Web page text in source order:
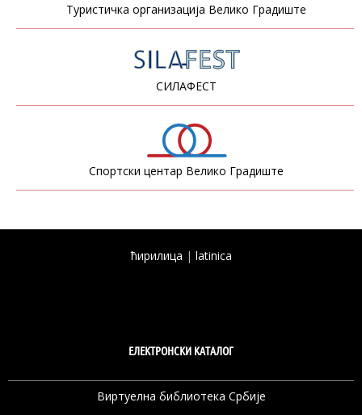
Туристичка организација Велико Градиште
СИЛАФЕСТ
Спортски центар Велико Градиште
ћирилица | latinica
ЕЛЕКТРОНСКИ КАТАЛОГ
Виртуелна библиотека Србије